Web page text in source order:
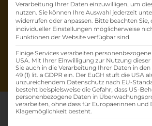
Firmenprofil besuchen
Andere Lehrstelle suchen
Verarbeitung Ihrer Daten einzuwilligen, um
nutzen. Sie können Ihre Auswahl jederzeit
widerrufen oder anpassen. Bitte beachten Sie,
individueller Einstellungen möglicherweise
Funktionen der Website verfügbar sind.
Einige Services verarbeiten
USA. Mit Ihrer Einwilligung zur Nutzung
Sie auch in die Verarbeitung Ihrer Daten in
49 (1) lit. a GDPR ein. Der EuGH stuft die USA
unzureichendem Datenschutz nach EU-
besteht beispielsweise die Gefahr, dass US-
personenbezogene Daten in
verarbeiten, ohne dass für Europäerinnen und
Klagemöglichkeit besteht.